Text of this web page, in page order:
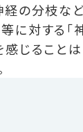
経の分枝な
に対する「
感じること